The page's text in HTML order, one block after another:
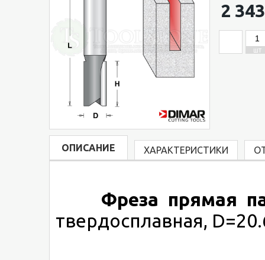
2
ШТ
ОПИСАНИЕ ХАРАКТЕРИСТИКИ
Фреза прямая
твердосплавная,